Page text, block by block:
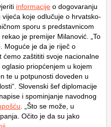
informacije o dogovaranju
koje odlučuje o hrvatsko-
sporu s predstavnicom
je premijer Milanović. „To
Moguće je da je riječ o
ćemo zaštititi svoje nacionalne
priopćenjem u kojem
te u potpunosti doveden u
Slovenski šef diplomacije
i spominjanje navodnog
. „Što se može, u
Očito je da su jako